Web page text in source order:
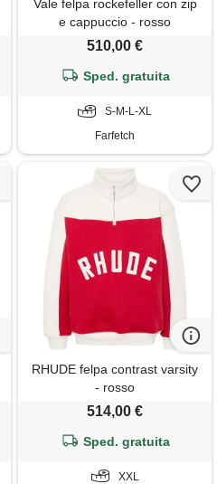
Vale felpa rockefeller con zip
e cappuccio - rosso
510,00 €
Sped. gratuita
S-M-L-XL
Farfetch
RHUDE felpa contrast varsity
- rosso
514,00 €
Sped. gratuita
XXL